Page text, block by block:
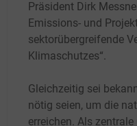
Präsident Dirk
Emissions- und
sektorübergreifende
Klimaschutzes“.
Gleichzeitig sei
nötig seien, um die
erreichen. Als